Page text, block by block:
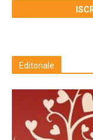
Editoriale